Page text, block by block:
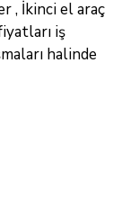
, İkinci el araç
iş
halinde